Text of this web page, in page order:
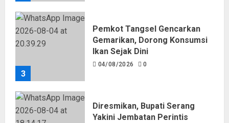
3
Pemkot Tangsel Gencarkan
Gemarikan, Dorong Konsumsi
Ikan Sejak Dini
04/08/2026 0
Diresmikan, Bupati Serang
Yakini Jembatan Perintis